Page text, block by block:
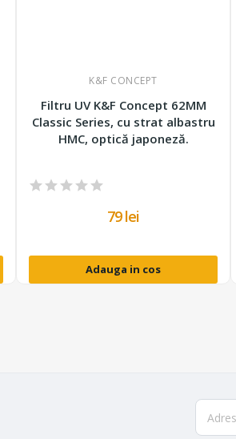
K&F CONCEPT
Filtru UV K&F Concept 62MM
Classic Series, cu strat albastru
HMC, optică japoneză.
79 lei
Adauga in cos